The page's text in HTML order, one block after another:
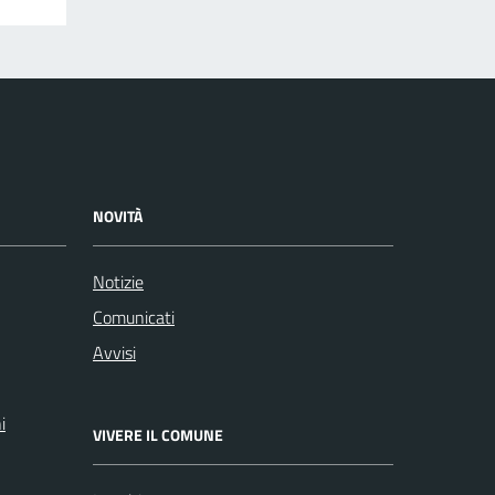
NOVITÀ
Notizie
Comunicati
Avvisi
VIVERE IL COMUNE